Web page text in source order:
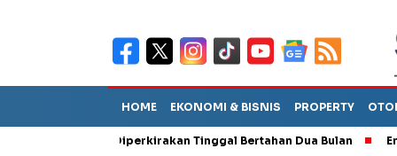
HOME EKONOMI & BISNIS PROPERTY
Sebut TPA Diperkirakan Tinggal Bertahan Dua Bulan Empat